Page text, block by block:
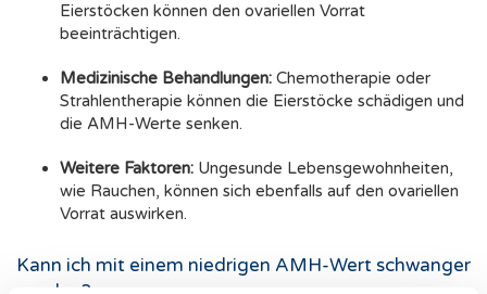
Eierstöcken können den ovariellen Vorrat
beeinträchtigen.
Medizinische Behandlungen: Chemotherapie oder
Strahlentherapie können die Eierstöcke schädigen und
die AMH-Werte senken.
Weitere Faktoren: Ungesunde Lebensgewohnheiten,
wie Rauchen, können sich ebenfalls auf den ovariellen
Vorrat auswirken.
Kann ich mit einem niedrigen AMH-Wert schwanger